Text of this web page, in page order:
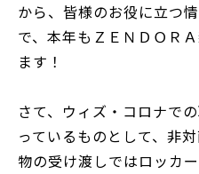
から、皆様のお役に立つ
で、本年もＺＥＮＤＯＲ
ます！
さて、ウィズ・コロナで
っているものとして、非
物の受け渡しではロッカ